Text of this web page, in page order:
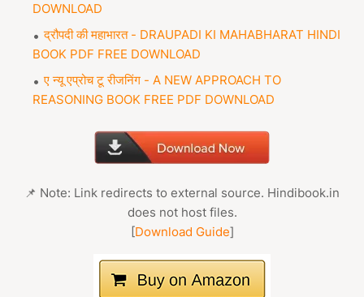
DOWNLOAD
द्रौपदी की महाभारत - DRAUPADI KI MAHABHARAT HINDI
BOOK PDF FREE DOWNLOAD
ए न्यू एप्रोच टू रीजनिंग - A NEW APPROACH TO
REASONING BOOK FREE PDF DOWNLOAD
📌 Note: Link redirects to external source. Hindibook.in
does not host files.
[Download Guide]